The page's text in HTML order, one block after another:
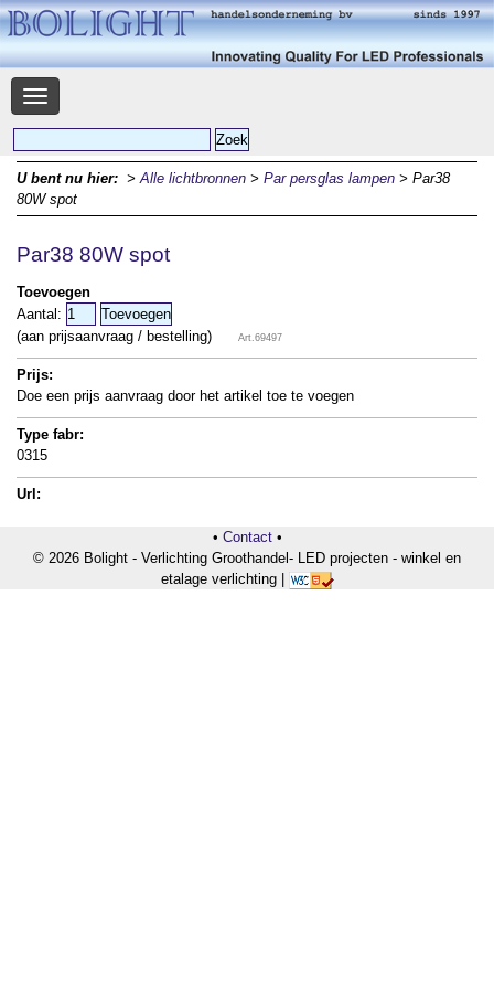
Navigatie
U bent nu hier: >Alle lichtbronnen > Par persglas lampen > Par38
80W spot
Par38 80W spot
Toevoegen
Aantal:
(aan prijsaanvraag / bestelling)
Art.69497
Prijs:
Doe een prijs aanvraag door het artikel toe te voegen
Type fabr:
0315
Url:
• Contact•
© 2026 Bolight - Verlichting Groothandel- LED projecten - winkel en
etalage verlichting |